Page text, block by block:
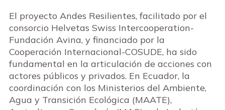
El proyecto Andes Resilientes, facilitado por el
consorcio Helvetas Swiss Intercooperation-
Fundación Avina, y financiado por la
Cooperación Internacional-COSUDE, ha sido
fundamental en la articulación de acciones con
actores públicos y privados. En Ecuador, la
coordinación con los Ministerios del Ambiente,
Agua y Transición Ecológica (MAATE),